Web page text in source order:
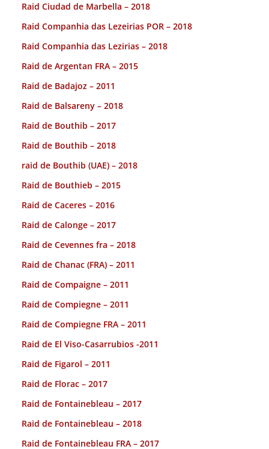
Raid Ciudad de Marbella – 2018
Raid Companhia das Lezeirias POR – 2018
Raid Companhia das Lezirias – 2018
Raid de Argentan FRA – 2015
Raid de Badajoz – 2011
Raid de Balsareny – 2018
Raid de Bouthib – 2017
Raid de Bouthib – 2018
raid de Bouthib (UAE) – 2018
Raid de Bouthieb – 2015
Raid de Caceres – 2016
Raid de Calonge – 2017
Raid de Cevennes fra – 2018
Raid de Chanac (FRA) – 2011
Raid de Compaigne – 2011
Raid de Compiegne – 2011
Raid de Compiegne FRA – 2011
Raid de El Viso-Casarrubios -2011
Raid de Figarol – 2011
Raid de Florac – 2017
Raid de Fontainebleau – 2017
Raid de Fontainebleau – 2018
Raid de Fontainebleau FRA – 2017